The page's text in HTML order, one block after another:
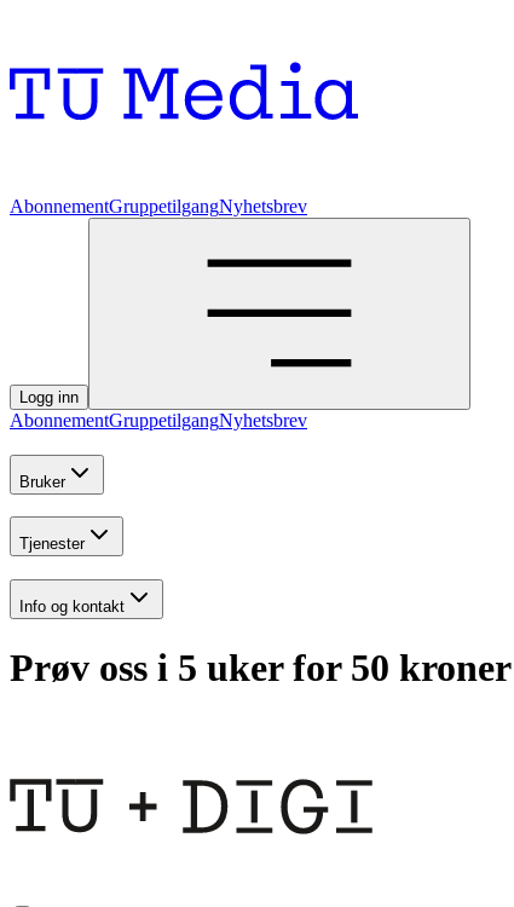
AbonnementGruppetilgangNyhetsbrev
Logg inn
AbonnementGruppetilgangNyhetsbrev
Bruker
Tjenester
Info og kontakt
Prøv oss i 5 uker for 50 kroner